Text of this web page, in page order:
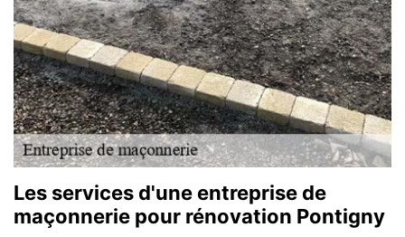
Les services d'une entreprise de
maçonnerie pour rénovation Pontigny